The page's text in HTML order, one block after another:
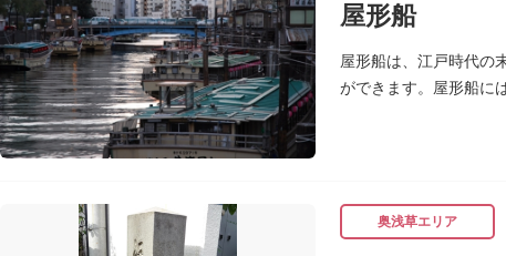
屋形船
屋形船は、江戸時代の
ができます。屋形船に
奥浅草エリア